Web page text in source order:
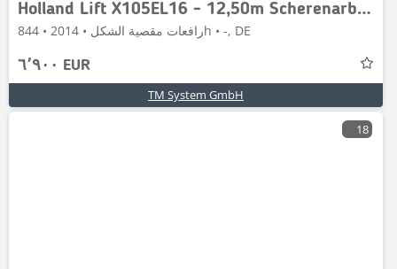
Holland Lift X105EL16 - 12,50m Scherenarbeitsbühne
رافعات مقصية الشكل • 2014 • 844h • -, DE
٦٬٩٠٠ EUR
TM System GmbH
18